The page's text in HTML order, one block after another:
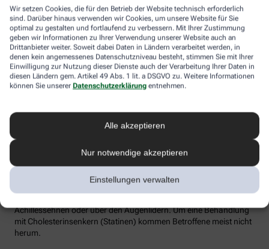
Wir setzen Cookies, die für den Betrieb der Website technisch erforderlich
sind. Darüber hinaus verwenden wir Cookies, um unsere Website für Sie
optimal zu gestalten und fortlaufend zu verbessern. Mit Ihrer Zustimmung
geben wir Informationen zu Ihrer Verwendung unserer Website auch an
Drittanbieter weiter. Soweit dabei Daten in Ländern verarbeitet werden, in
denen kein angemessenes Datenschutzniveau besteht, stimmen Sie mit Ihrer
Einwilligung zur Nutzung dieser Dienste auch der Verarbeitung Ihrer Daten in
diesen Ländern gem. Artikel 49 Abs. 1 lit. a DSGVO zu. Weitere Informationen
können Sie unserer Datenschutzerklärung entnehmen.
Alle akzeptieren
Nur notwendige akzeptieren
Einstellungen verwalten
Hypercholesterinämie (FH) haben jedoch schon von Geburt an
erhöhte Blutfettwerte. Bei der erblich bedingten
Stoffwechselerkrankung sammelt sich durch einen Gendefekt
sehr viel LDL-Cholesterin im Blut an (über 190 bis 500 mg/dl) und
lagert sich an den Wänden der Arterien und Venen ab. Betroffene
entwickeln oft schon im jungen Erwachsenenalter eine
Arteriosklerose.
bis zur Menopause durch Hormone besser geschützt, bei ihnen
sind es rund 30 Prozent bis zum Alter von 60 Jahren. Die familiäre
Hypercholesterinämie kommt bei etwa einer von 300 Personen
vor. Sind in der Familie Fälle von frühen Herzinfarkten, Stents oder
Bypass-Operationen bekannt, sollte man sein Cholesterin
dringend überprüfen lassen. Anzeichen können auch gelbliche
Achillessehnen oder über den Augenlidern. Um eine Behandlung
mit Cholesterinsenkern (Statinen) kommen Betroffene meist nicht
herum.